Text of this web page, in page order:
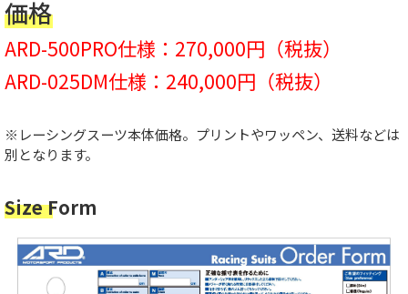
価格
ARD-500PRO仕様：270,000円（税抜）
ARD-025DM仕様：240,000円（税抜）
※レーシングスーツ本体価格。プリントやワッペン、送料などは
別となります。
Size Form